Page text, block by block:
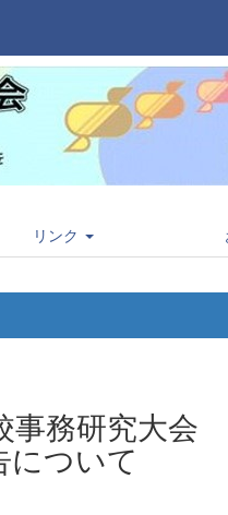
リンク
事務研究大会
について